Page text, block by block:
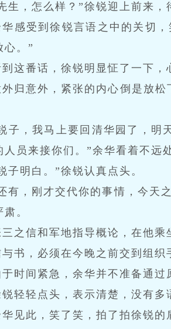
生，怎么样？”徐锐迎上前来，
华感受到徐锐言语之中的关切
心。”
到这番话，徐锐明显怔了一下，
外归意外，紧张的内心倒是放
子，我马上要回清华园了，明
人员来接你们。”余华看着不远
子明白。”徐锐认真点头。
有，刚才交代你的事情，今天
。
三之信和军地指导概论，在他乘
与书，必须在今晚之前交到组织
于时间紧急，余华并不准备通过
轻轻点头，表示清楚，没有多
华见此，笑了笑，拍了拍徐锐的